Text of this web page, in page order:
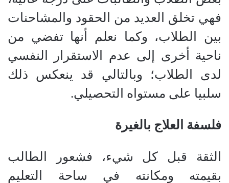
فهي تخلق العديد من الحقود والمشاحنات
بين الطلاب، وكما نعلم أنها تفضي من
ناحية أخرى إلى عدم الاستقرار النفسي
لدى الطلاب؛ وبالتالي قد ينعكس ذلك
سلبيا على مستواه التحصيلي.
فلسفة العلاج بالغيرة
الثقة قبل كل شيء، فشعور الطالب
بقيمته ومكانته في ساحة التعليم